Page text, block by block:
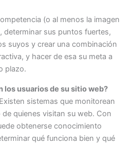
(o al menos la imagen
determinar sus puntos fuertes,
suyos y crear una combinación
y hacer de esa su meta a
plazo.
los usuarios de su sitio web?
sistemas que monitorean
quienes visitan su web. Con
obtenerse conocimiento
qué funciona bien y qué